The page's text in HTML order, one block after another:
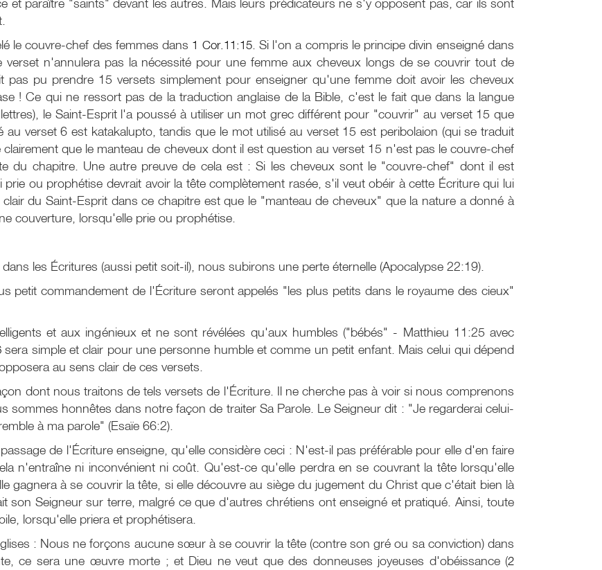
et paraître "saints" devant les autres. Mais leurs prédicateurs ne s'y opposent pas, car ils sont
le couvre-chef des femmes dans 1 Cor.11:15. Si l'on a compris le principe divin enseigné dans
n'annulera pas la nécessité pour une femme aux cheveux longs de se couvrir tout de
pas pu prendre 15 versets simplement pour enseigner qu'une femme doit avoir les cheveux
! Ce qui ne ressort pas de la traduction anglaise de la Bible, c'est le fait que dans la langue
le Saint-Esprit l'a poussé à utiliser un mot grec différent pour "couvrir" au verset 15 que
verset 6 est katakalupto, tandis que le mot utilisé au verset 15 est peribolaion (qui se traduit
que le manteau de cheveux dont il est question au verset 15 n'est pas le couvre-chef
du chapitre. Une autre preuve de cela est : Si les cheveux sont le "couvre-chef" dont il est
ou prophétise devrait avoir la tête complètement rasée, s'il veut obéir à cette Écriture qui lui
du Saint-Esprit dans ce chapitre est que le "manteau de cheveux" que la nature a donné à
couverture, lorsqu'elle prie ou prophétise.
les Écritures (aussi petit soit-il), nous subirons une perte éternelle (Apocalypse 22:19).
petit commandement de l'Écriture seront appelés "les plus petits dans le royaume des cieux"
et aux ingénieux et ne sont révélées qu'aux humbles ("bébés" - Matthieu 11:25 avec
sera simple et clair pour une personne humble et comme un petit enfant. Mais celui qui dépend
au sens clair de ces versets.
dont nous traitons de tels versets de l'Écriture. Il ne cherche pas à voir si nous comprenons
sommes honnêtes dans notre façon de traiter Sa Parole. Le Seigneur dit : "Je regarderai celui-
à ma parole" (Esaïe 66:2).
de l'Écriture enseigne, qu'elle considère ceci : N'est-il pas préférable pour elle d'en faire
n'entraîne ni inconvénient ni coût. Qu'est-ce qu'elle perdra en se couvrant la tête lorsqu'elle
gagnera à se couvrir la tête, si elle découvre au siège du jugement du Christ que c'était bien là
son Seigneur sur terre, malgré ce que d'autres chrétiens ont enseigné et pratiqué. Ainsi, toute
lorsqu'elle priera et prophétisera.
: Nous ne forçons aucune sœur à se couvrir la tête (contre son gré ou sa conviction) dans
ce sera une œuvre morte ; et Dieu ne veut que des donneuses joyeuses d'obéissance (2